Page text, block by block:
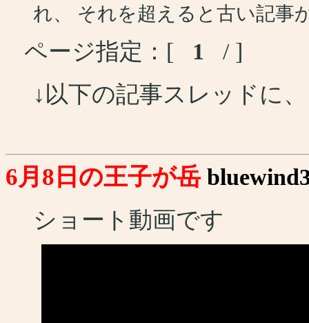
れ、 それを超えると古い記事
ページ指定：[ 1
/ ]
↓以下の記事スレッドに
6月8日の王子が岳
ショート動画です